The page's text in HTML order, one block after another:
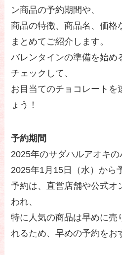
ン商品の予約期間や、
商品の特徴、商品名、価格
まとめてご紹介します。
バレンタインの準備を始め
チェックして、
お目当てのチョコレートを
ょう！
予約期間
2025年のサダハルアオキの
2025年1月15日（水）から
予約は、直営店舗や公式オ
われ、
特に人気の商品は早めに売
れるため、早めの予約をお